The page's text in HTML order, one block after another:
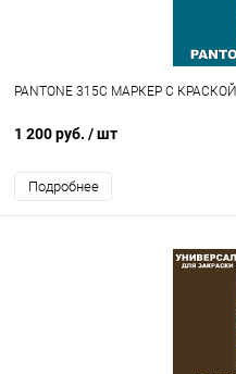
PANTONE 315C МАРКЕР С КРАСКОЙ
1 200 руб. / шт
Подробнее